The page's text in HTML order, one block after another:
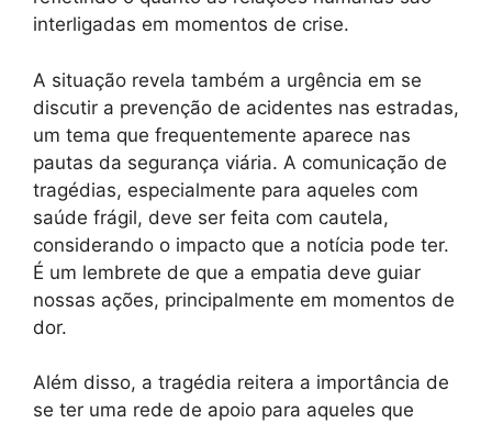
interligadas em momentos de crise.
A situação revela também a urgência em se
discutir a prevenção de acidentes nas estradas,
um tema que frequentemente aparece nas
pautas da segurança viária. A comunicação de
tragédias, especialmente para aqueles com
saúde frágil, deve ser feita com cautela,
considerando o impacto que a notícia pode ter.
É um lembrete de que a empatia deve guiar
nossas ações, principalmente em momentos de
dor.
Além disso, a tragédia reitera a importância de
se ter uma rede de apoio para aqueles que